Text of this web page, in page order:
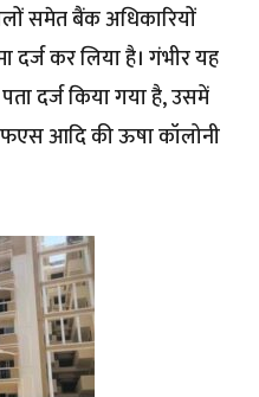
समेत बैंक अधिकारियों
दर्ज कर लिया है। गंभीर यह
दर्ज किया गया है, उसमें
आदि की ऊषा कॉलोनी